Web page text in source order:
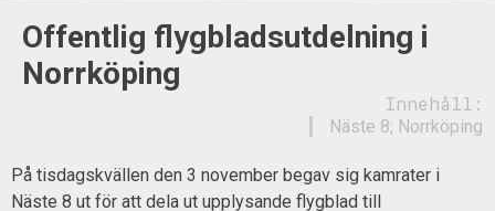
Offentlig flygbladsutdelning i
Norrköping
Innehåll:
Näste 8; Norrköping
På tisdagskvällen den 3 november begav sig kamrater i
Näste 8 ut för att dela ut upplysande flygblad till